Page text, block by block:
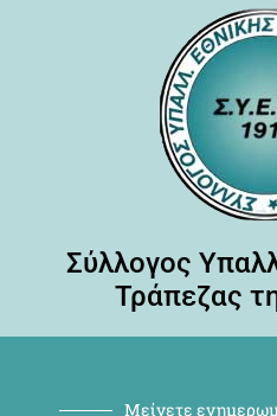
Σύλλογος
Τράπεζας
Μείνετε